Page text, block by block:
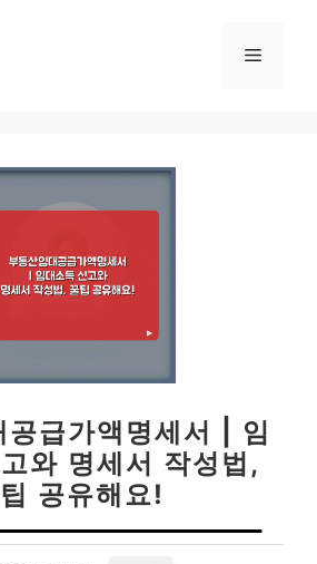
메
공급가액명세서 | 임
와 명세서 작성법,
공유해요!